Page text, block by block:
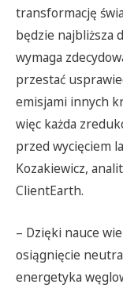
transformację
będzie najbliższa
wymaga
przestać
emisjami innych
więc każda
przed wycięciem
Kozakiewicz,
ClientEarth.
– Dzięki nauce
osiągnięcie
energetyka